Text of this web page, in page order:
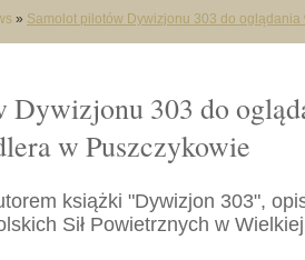
» Samolot pilotów Dywizjonu 303 do
Dywizjonu 303 do
w Puszczykowie
książki "Dywizjon 303",
Sił Powietrznych w